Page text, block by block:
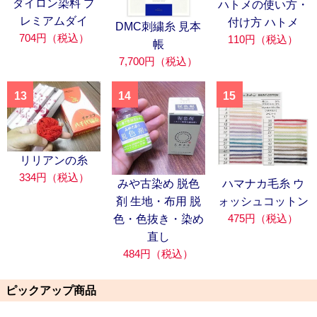
ダイロン染料 プ
レミアムダイ
704円（税込）
DMC刺繍糸 見本
帳
7,700円（税込）
ハトメの使い方・
付け方 ハトメ
110円（税込）
13
リリアンの糸
334円（税込）
14
みや古染め 脱色
剤 生地・布用 脱
色・色抜き・染め
直し
484円（税込）
15
ハマナカ毛糸 ウ
ォッシュコットン
475円（税込）
ピックアップ商品